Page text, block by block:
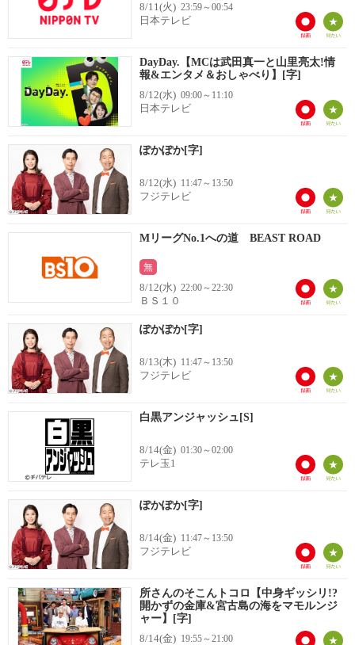
8/11(火) 23:59～00:54
日本テレビ
DayDay.【MCは武田真一と山里亮太!情
報&エンタメ＆おしゃべり】[字]
8/12(水) 09:00～11:10
日本テレビ
ぽかぽか[字]
8/12(水) 11:47～13:50
フジテレビ
MリーグNo.1への道 BEAST ROAD
無
8/12(水) 22:00～22:30
ＢＳ１０
ぽかぽか[字]
8/13(木) 11:47～13:50
フジテレビ
白黒アンジャッシュ[S]
8/14(金) 01:30～02:00
テレ玉1
ぽかぽか[字]
8/14(金) 11:47～13:50
フジテレビ
所さんのそこんトコロ【中身ギッシリ!?
開かずの金庫&宮古島の海をマモルンジ
ャー】[字]
8/14(金) 19:55～21:00